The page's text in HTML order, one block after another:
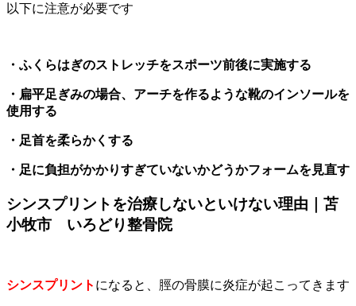
以下に注意が必要です
・ふくらはぎのストレッチをスポーツ前後に実施する
・扁平足ぎみの場合、アーチを作るような靴のインソールを
使用する
・足首を柔らかくする
・足に負担がかかりすぎていないかどうかフォームを見直す
シンスプリントを治療しないといけない理由｜苫
小牧市 いろどり整骨院
シンスプリント になると、脛の骨膜に炎症が起こってきます